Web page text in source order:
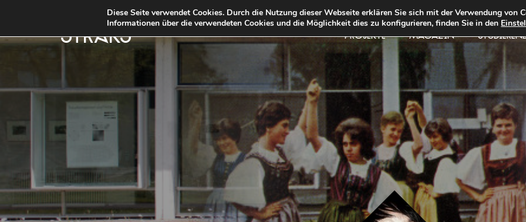
STRKS PROJEKTE MAGAZIN
Diese Seite verwendet Cookies. Durch die Nutzung dieser Webseite erklären Sie sich mit der Verwendung von
Informationen über die verwendeten Cookies und die Möglichkeit dies zu konfigurieren, finden Sie in den